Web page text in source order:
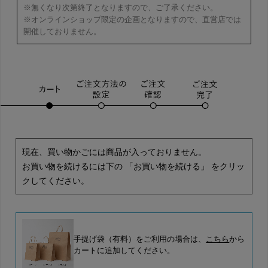
※無くなり次第終了となりますので、ご了承ください。
※オンラインショップ限定の企画となりますので、直営店では
開催しておりません。
現在、買い物かごには商品が入っておりません。
お買い物を続けるには下の 「お買い物を続ける」 をクリッ
クしてください。
手提げ袋（有料）をご利用の場合は、 こちらから
カートに追加してください。